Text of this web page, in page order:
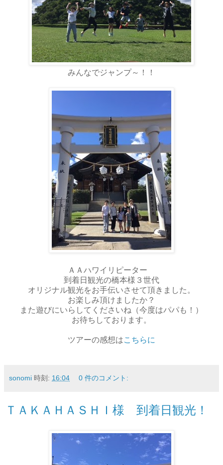
みんなでジャンプ～！！
ＡＡハワイリピーター
到着日観光の橋本様３世代
オリジナル観光をお手伝いさせて頂きました。
お楽しみ頂けましたか？
また遊びにいらしてくださいね（今度はパパも！）
お待ちしております。
ツアーの感想はこちらに
sonomi 時刻: 16:04 0 件のコメント:
ＴＡＫＡＨＡＳＨＩ様 到着日観光！